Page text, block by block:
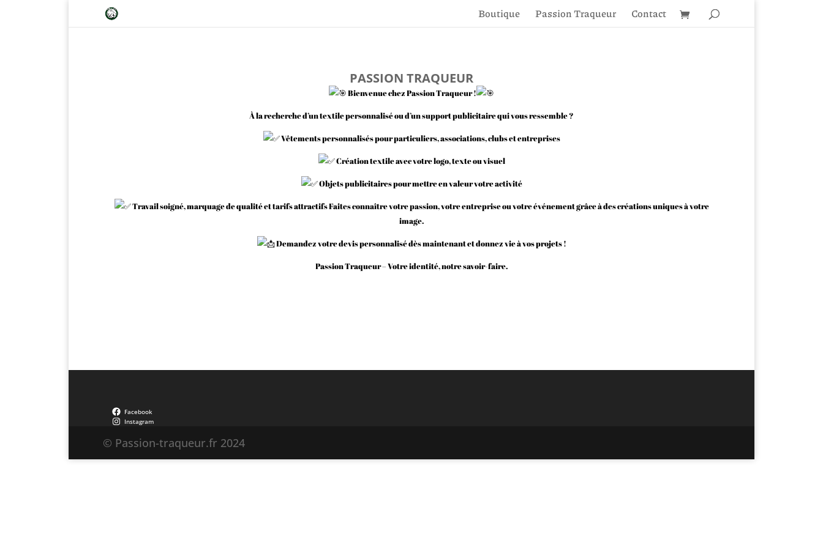
Boutique Passion Traqueur Contact
PASSION TRAQUEUR
Bienvenue chez Passion Traqueur !
À la recherche d’un textile personnalisé ou d’un support publicitaire qui vous ressemble ?
Vêtements personnalisés pour particuliers, associations, clubs et entreprises
Création textile avec votre logo, texte ou visuel
Objets publicitaires pour mettre en valeur votre activité
Travail soigné, marquage de qualité et tarifs attractifs Faites connaître votre passion, votre entreprise ou votre événement grâce à des créations uniques à votre
image.
Demandez votre devis personnalisé dès maintenant et donnez vie à vos projets !
Passion Traqueur – Votre identité, notre savoir-faire.
Facebook
Instagram
© Passion-traqueur.fr 2024